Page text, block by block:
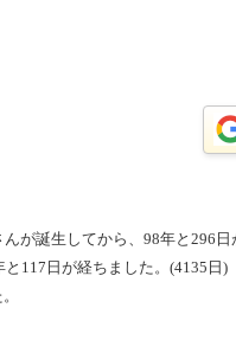
が誕生してから、98年と296
117日が経ちました。(4135日)